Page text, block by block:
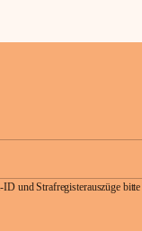
und Strafregisterauszüge